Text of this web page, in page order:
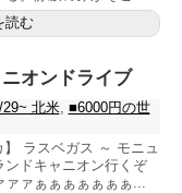
読む
オンドライブ
北米, ■6000円の世
ラスベガス ～ モニュ
ンドキャニオン行くぞ
ァァぁぁぁぁぁぁぁ...